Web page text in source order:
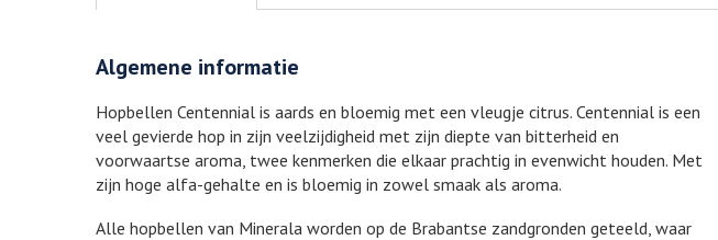
Algemene informatie
Hopbellen Centennial is aards en bloemig met een vleugje citrus. Centennial is een
veel gevierde hop in zijn veelzijdigheid met zijn diepte van bitterheid en
voorwaartse aroma, twee kenmerken die elkaar prachtig in evenwicht houden. Met
zijn hoge alfa-gehalte en is bloemig in zowel smaak als aroma.
Alle hopbellen van Minerala worden op de Brabantse zandgronden geteeld, waar